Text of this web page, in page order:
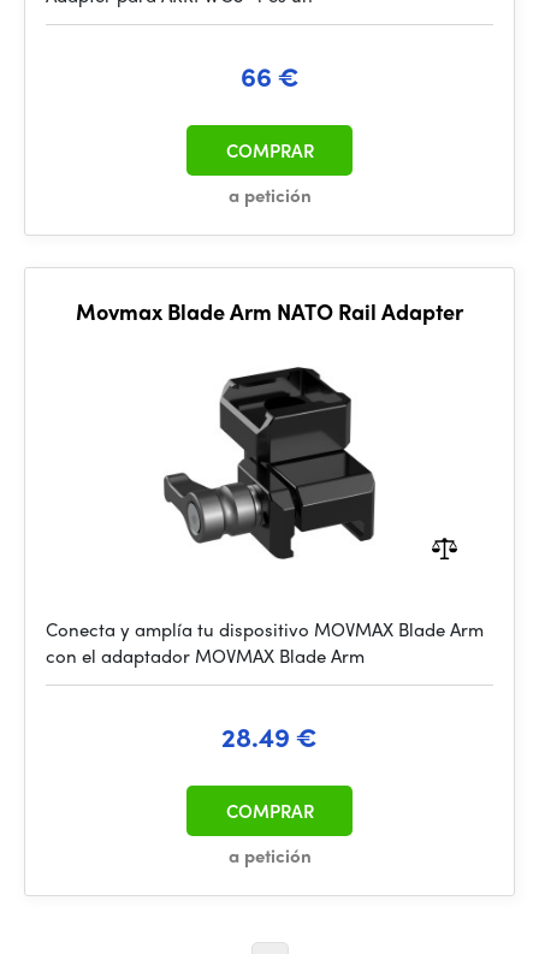
66 €
a petición
COMPRAR
Movmax Blade Arm NATO Rail Adapter
Conecta y amplía tu dispositivo MOVMAX Blade Arm
con el adaptador MOVMAX Blade Arm
28.49 €
a petición
COMPRAR